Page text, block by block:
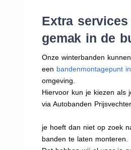
Extra
gemak in de
Onze winterbanden
een bandenmontagepunt
omgeving.
Hiervoor kun je kiezen als
via Autobanden Prijsvechter.
je hoeft dan niet op zoek
banden te laten monteren.